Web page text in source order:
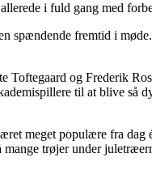
i fuld gang med
spændende fremtid i
og Frederik
til at blive så
meget populære fra
trøjer under